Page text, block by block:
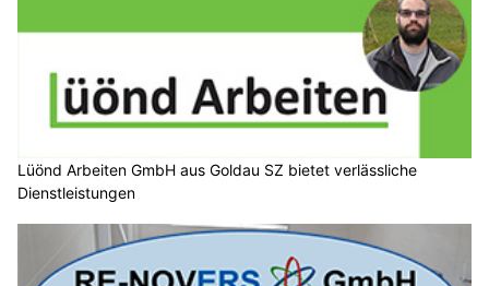
Lüönd Arbeiten GmbH aus Goldau SZ bietet verlässliche
Dienstleistungen